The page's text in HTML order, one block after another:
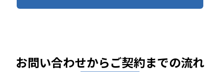
お問い合わせからご契約までの流れ